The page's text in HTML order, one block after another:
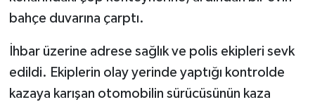
bahçe duvarına çarptı.
İhbar üzerine adrese sağlık ve polis ekipleri sevk
edildi. Ekiplerin olay yerinde yaptığı kontrolde
kazaya karışan otomobilin sürücüsünün kaza